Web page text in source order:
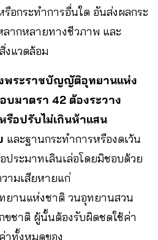
อกระทำการอื่นใด อันส่งผลกระ
ากหลายทางชีวภาพ และ
งแวดล้อม
พระราชบัญญัติอุทยานแห่ง
บมาตรา 42 ต้องระวาง
รือปรับไม่เกินห้าแสน
และฐานกระทำการหรืองดเว้น
ประมาทเลินเล่อโดยมิชอบด้วย
ามเสียหายแก่
ยานแห่งชาติ วนอุทยานสวน
ชาติ ผู้นั้นต้องรับผิดชดใช้ค่า
าทั้งหมดของ